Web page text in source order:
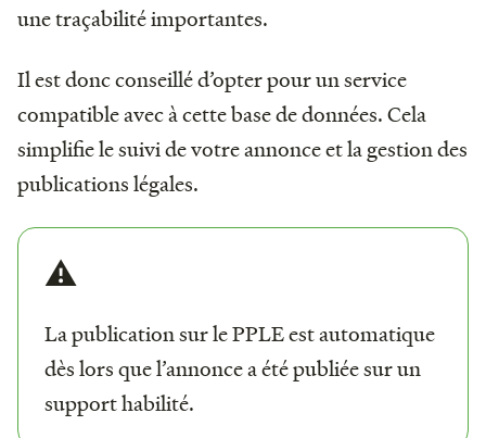
une traçabilité importantes.
Il est donc conseillé d’opter pour un service
compatible avec à cette base de données. Cela
simplifie le suivi de votre annonce et la gestion des
publications légales.
⚠️
La publication sur le PPLE est automatique
dès lors que l’annonce a été publiée sur un
support habilité.